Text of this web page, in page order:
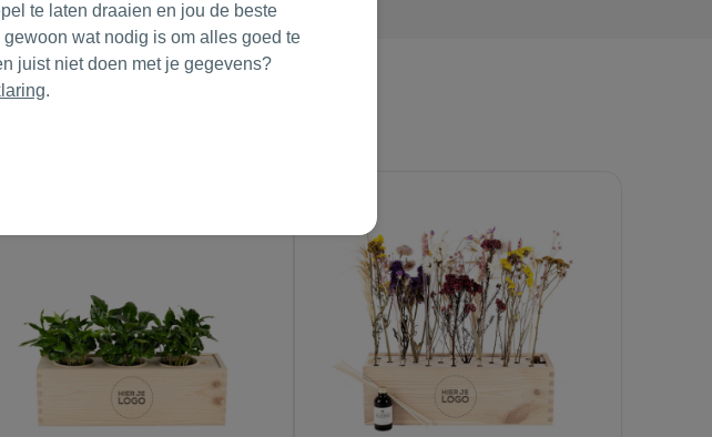
te laten draaien en jou de beste
wat nodig is om alles goed te
juist niet doen met je gegevens?
.